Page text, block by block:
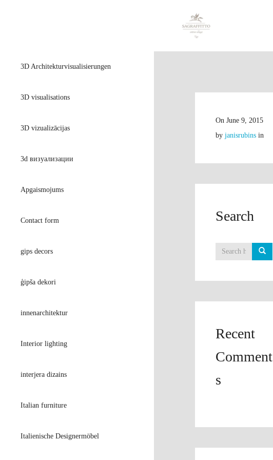
On June 9, 2015
by janisrubins in
Search
Recent
Comment
s
3D Architekturvisualisierungen
3D visualisations
3D vizualizācijas
3d визуализации
Apgaismojums
Contact form
gips decors
ģipša dekori
innenarchitektur
Interior lighting
interjera dizains
Italian furniture
Italienische Designermöbel